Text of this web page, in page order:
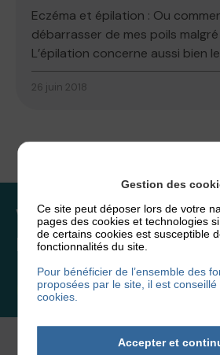
Eczéma et épilation : Ou
débarrasser de mes poils
L’épilation concerne aussi bien
26 juin 2018
Vous souhaitez
l’association ou faire
NOUS REJOINDRE
Gestion des
Ce site peut déposer lors de votre
pages des cookies et technologies
de certains cookies est susceptible
fonctionnalités du site.
Pour bénéficier de l’ensemble des
proposées par le site, il est
cookies.
Accepter et